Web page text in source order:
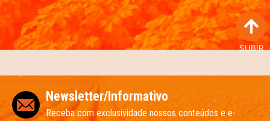
SUBIR
Newsletter/Informativo
Receba com exclusividade nossos conteúdos e e-